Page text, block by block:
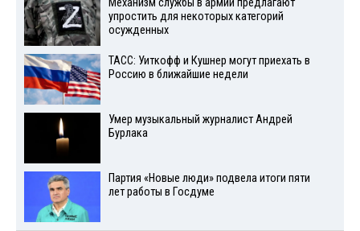
упростить для некоторых категорий
осужденных
ТАСС: Уиткофф и Кушнер могут приехать в
Россию в ближайшие недели
Умер музыкальный журналист Андрей
Бурлака
Партия «Новые люди» подвела итоги пяти
лет работы в Госдуме